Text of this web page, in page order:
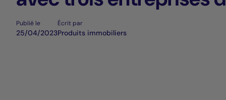
Energies à Saint Denis
Publié le
25/04/2023
Écrit par
Produits immobiliers